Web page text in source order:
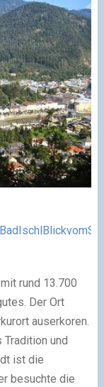
rund 13.700
Der Ort
auserkoren.
und
ist die
besuchte die